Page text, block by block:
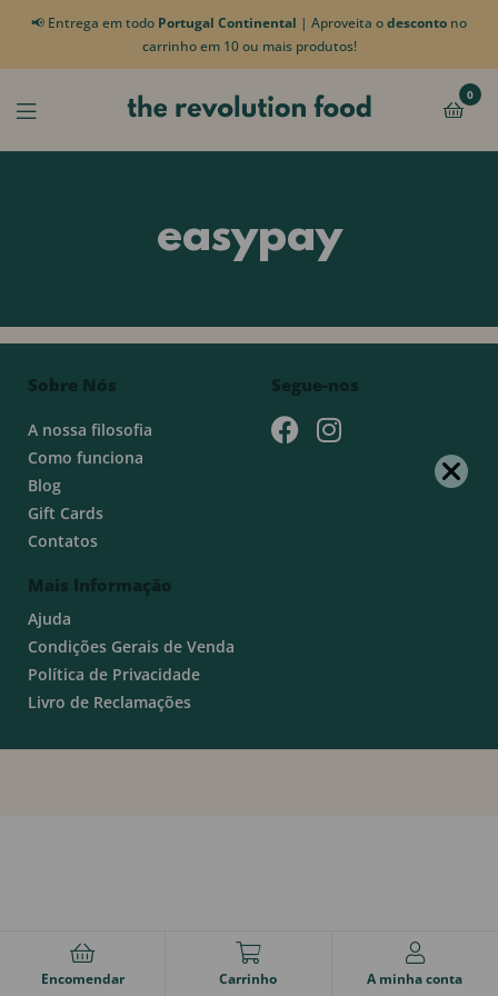
📢 Entrega em todo Portugal Continental | Aproveita odesconto no
carrinho em 10 ou mais produtos!
0
easypay
Sobre Nós
A nossa filosofia
Como funciona
Blog
Gift Cards
Contatos
Mais Informação
Ajuda
Condições Gerais de Venda
Política de Privacidade
Livro de Reclamações
Segue-nos
Encomendar Carrinho A minha conta